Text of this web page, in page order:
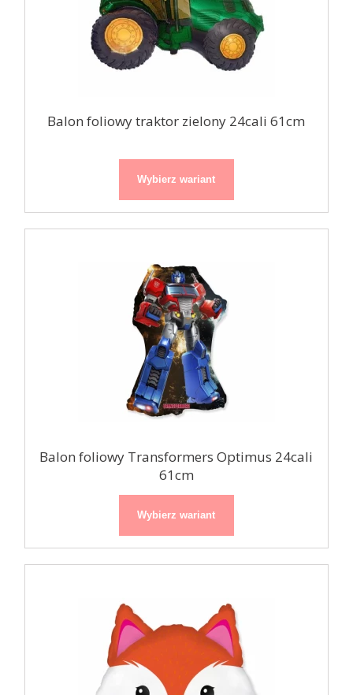
Balon foliowy traktor zielony 24cali 61cm
Wybierz wariant
Balon foliowy Transformers Optimus 24cali
61cm
Wybierz wariant